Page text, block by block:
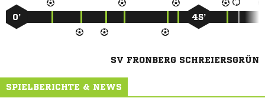
0’ 45’
SV FRONBERG SCHREIERSGRÜN
SPIELBERICHTE & NEWS